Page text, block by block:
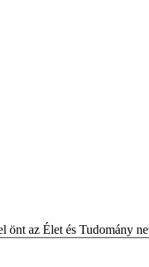
önt az Élet és Tudomány